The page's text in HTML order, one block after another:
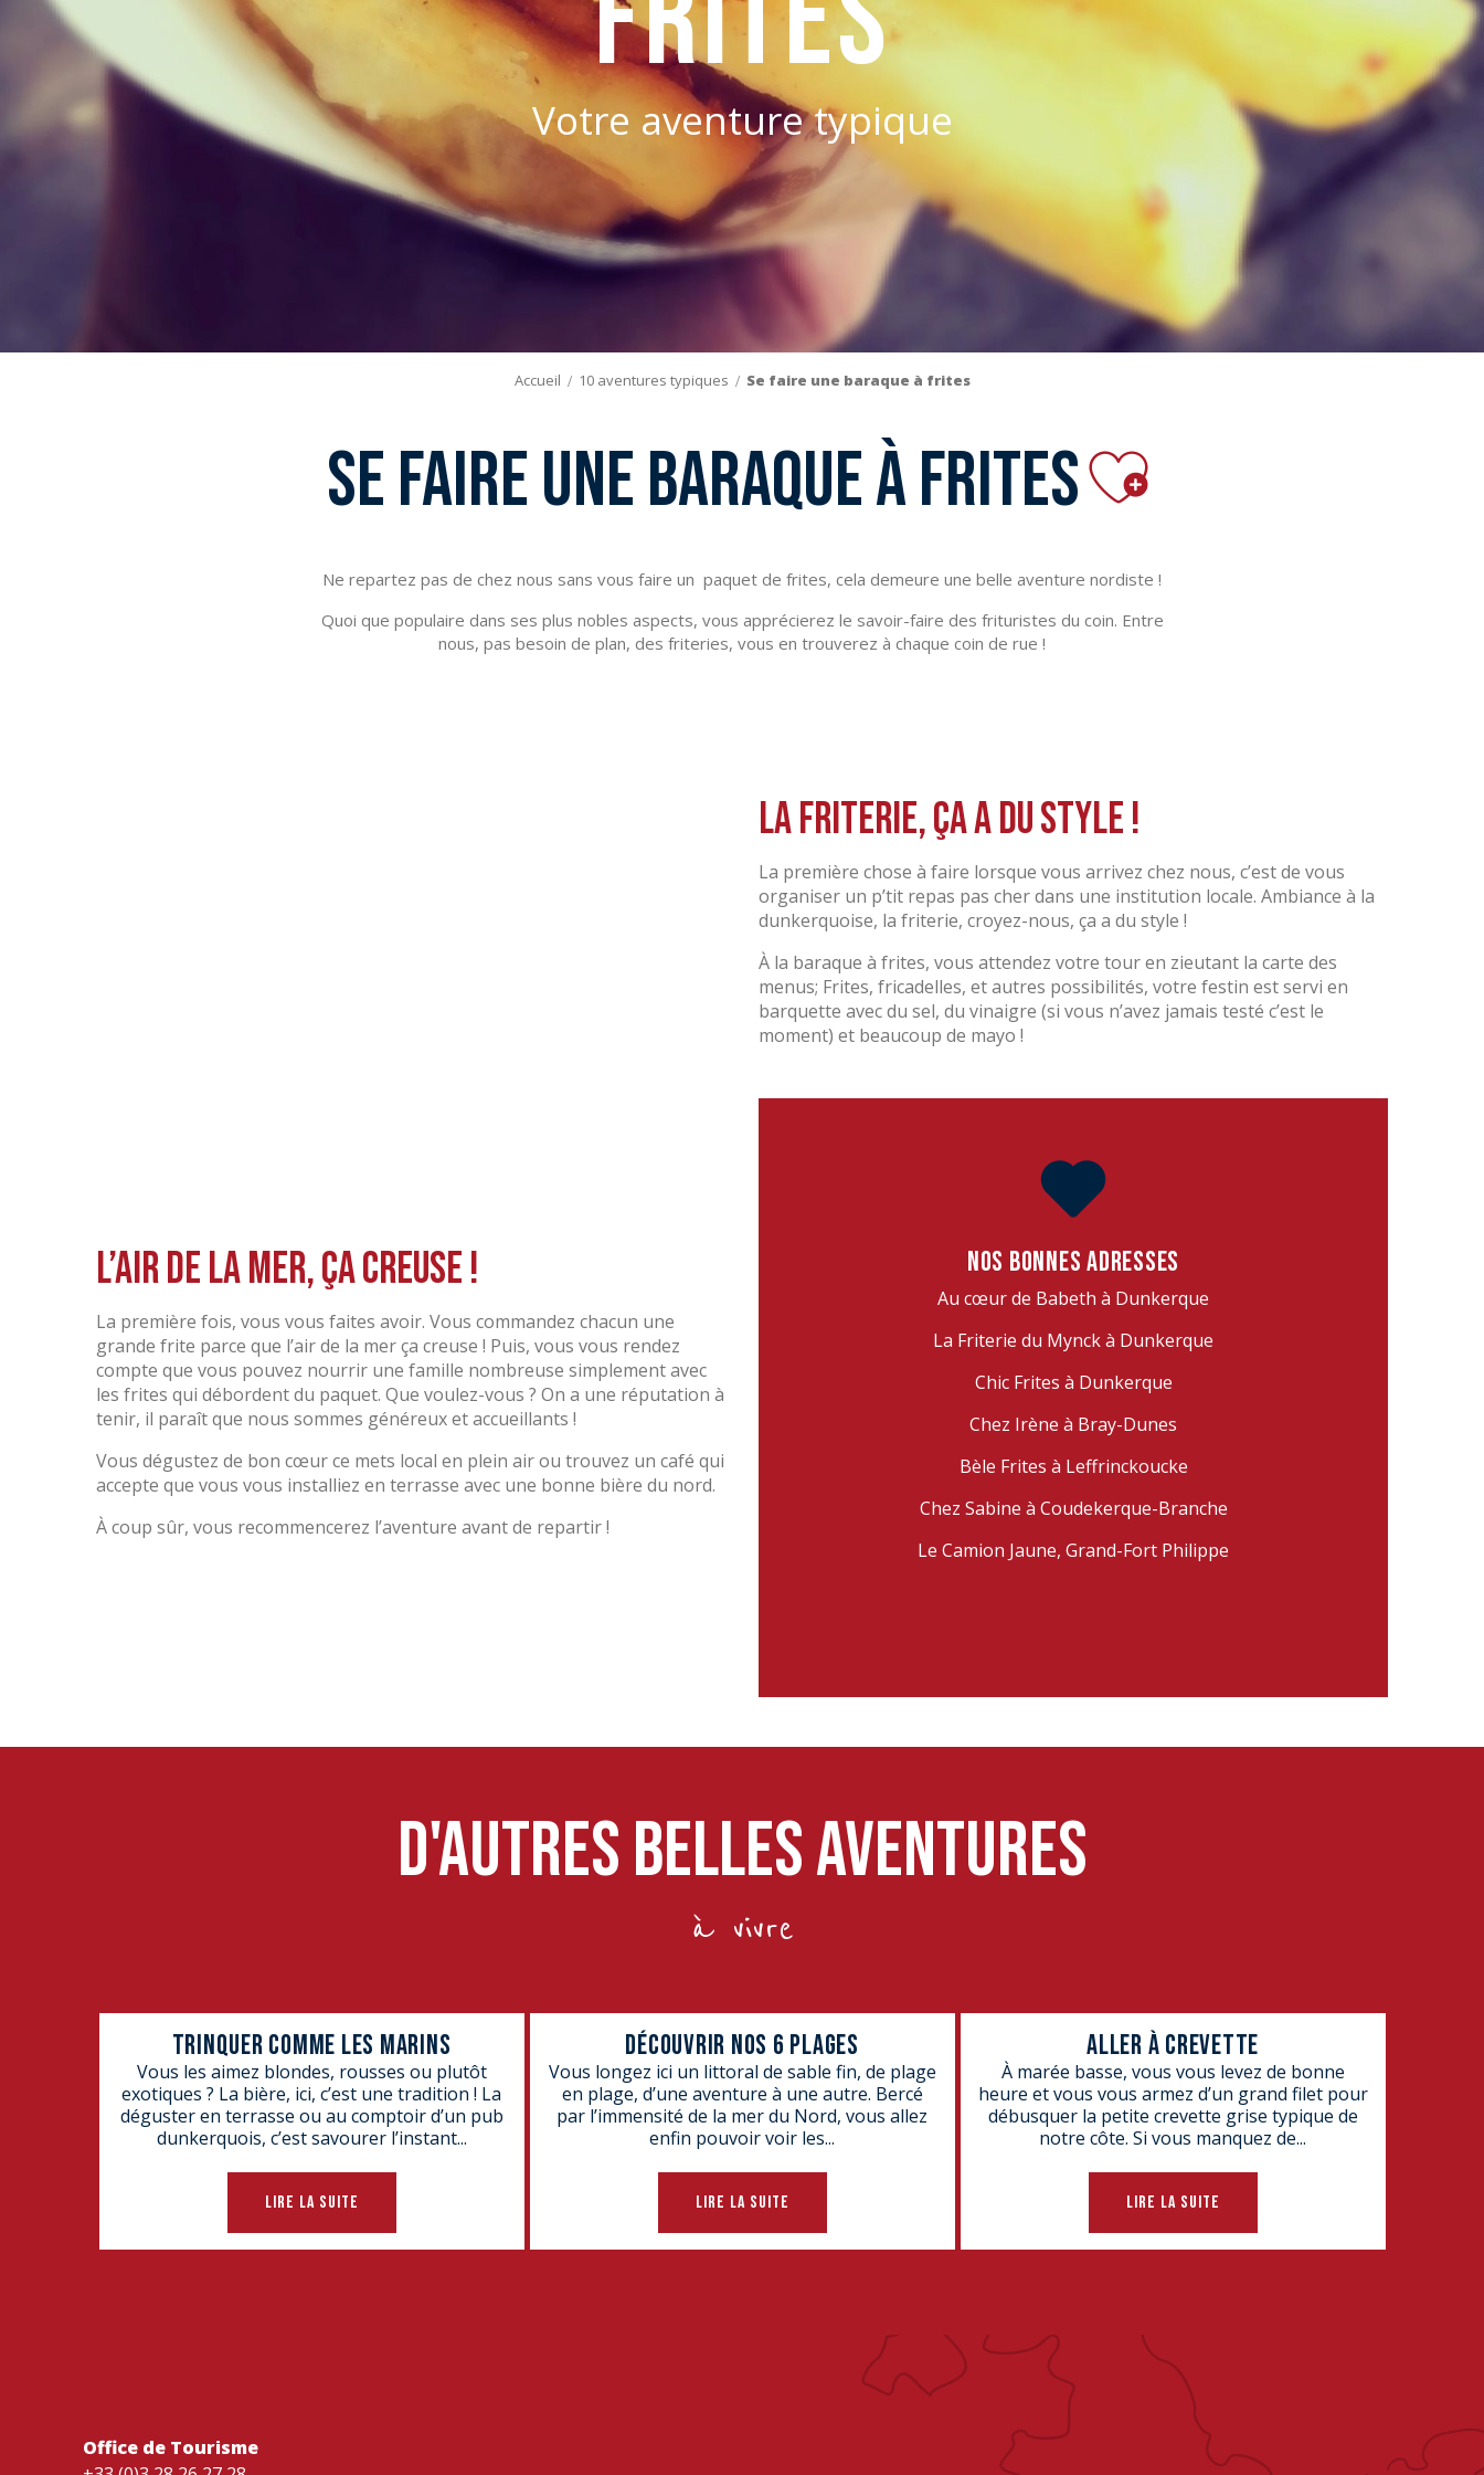
Votre aventure typique
Accueil 10 aventures typiques Se faire une baraque à frites
Se faire une baraque à fritesAjouter aux
Ne repartez pas de chez nous sans vous faire un paquet de frites, cela demeure une belle aventure nordiste !
Quoi que populaire dans ses plus nobles aspects, vous apprécierez le savoir-faire des frituristes du coin. Entre
nous, pas besoin de plan, des friteries, vous en trouverez à chaque coin de rue !
La friterie, ça a du style !
La première chose à faire lorsque vous arrivez chez nous, c’est de vous
organiser un p’tit repas pas cher dans une institution locale. Ambiance à la
dunkerquoise, la friterie, croyez-nous, ça a du style !
À la baraque à frites, vous attendez votre tour en zieutant la carte des
menus; Frites, fricadelles, et autres possibilités, votre festin est servi en
barquette avec du sel, du vinaigre (si vous n’avez jamais testé c’est le
moment) et beaucoup de mayo !
L’air de la mer, ça creuse !
La première fois, vous vous faites avoir. Vous commandez chacun une
grande frite parce que l’air de la mer ça creuse ! Puis, vous vous rendez
compte que vous pouvez nourrir une famille nombreuse simplement avec
les frites qui débordent du paquet. Que voulez-vous ? On a une réputation à
tenir, il paraît que nous sommes généreux et accueillants !
Vous dégustez de bon cœur ce mets local en plein air ou trouvez un café qui
accepte que vous vous installiez en terrasse avec une bonne bière du nord.
À coup sûr, vous recommencerez l’aventure avant de repartir !
NOS BONNES ADRESSES
Au cœur de Babeth à Dunkerque
La Friterie du Mynck à Dunkerque
Chic Frites à Dunkerque
Chez Irène à Bray-Dunes
Bèle Frites à Leffrinckoucke
Chez Sabine à Coudekerque-Branche
Le Camion Jaune, Grand-Fort Philippe
D'autres belles aventures
à vivre
TRINQUER COMME LES MARINS
Vous les aimez blondes, rousses ou plutôt
exotiques ? La bière, ici, c’est une tradition ! La
déguster en terrasse ou au comptoir d’un pub
dunkerquois, c’est savourer l’instant...
LIRE LA SUITE
DÉCOUVRIR NOS 6 PLAGES
Vous longez ici un littoral de sable fin, de plage
en plage, d’une aventure à une autre. Bercé
par l’immensité de la mer du Nord, vous allez
enfin pouvoir voir les...
LIRE LA SUITE
ALLER À CREVETTE
À marée basse, vous vous levez de bonne
heure et vous vous armez d’un grand filet pour
débusquer la petite crevette grise typique de
notre côte. Si vous manquez de...
LIRE LA SUITE
Office de Tourisme